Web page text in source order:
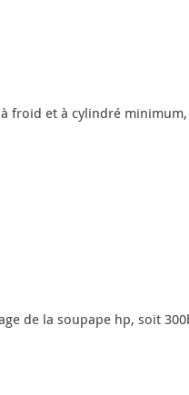
froid et à cylindré
de la soupape hp, soit